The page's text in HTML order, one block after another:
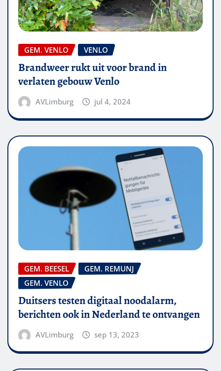
GEM. VENLO VENLO
Brandweer rukt uit voor brand in
verlaten gebouw Venlo
AVLimburg jul 4, 2024
GEM. BEESEL
GEM. REMUNJ
GEM. VENLO
Duitsers testen digitaal noodalarm,
berichten ook in Nederland te ontvangen
AVLimburg sep 13, 2023